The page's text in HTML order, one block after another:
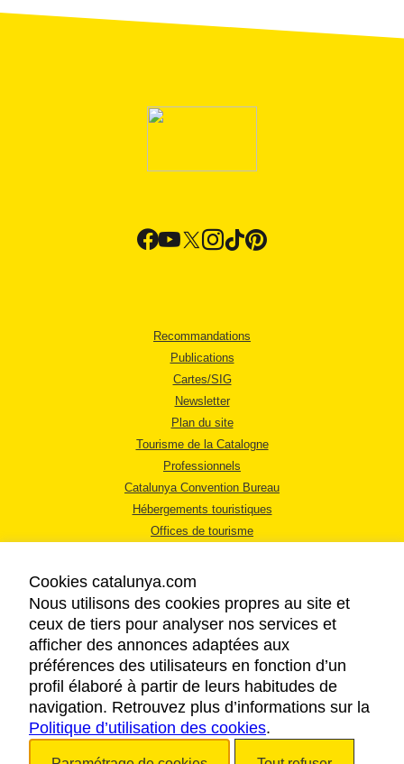
Recommandations
Publications
Cartes/SIG
Newsletter
Plan du site
Tourisme de la Catalogne
Professionnels
Catalunya Convention Bureau
Hébergements touristiques
Offices de tourisme
MENTIONS LÉGALES
RÈGLES DE CONFIDENTIALITÉ
COOKIES
ACCESSIBILITÉ
Cookies catalunya.com
Nous utilisons des cookies propres au site et
ceux de tiers pour analyser nos services et
afficher des annonces adaptées aux
préférences des utilisateurs en fonction d’un
profil élaboré à partir de leurs habitudes de
navigation. Retrouvez plus d’informations sur la
Politique d’utilisation des cookies.